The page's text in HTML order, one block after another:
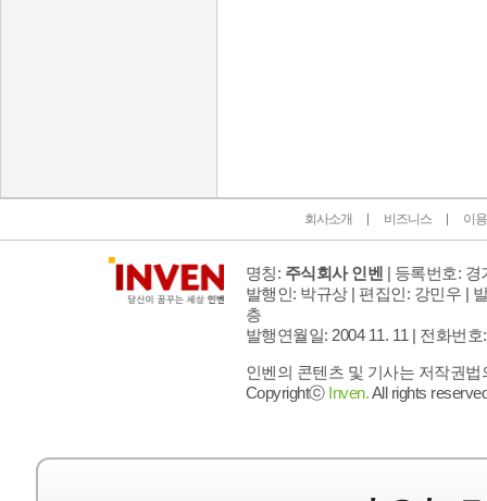
회사소개 비즈니스 이
명칭: 주식회사 인벤 | 등록번호: 경
발행인: 박규상 | 편집인: 강민우 |
층
발행연월일: 2004 11. 11 | 전화번호
인벤의 콘텐츠 및 기사는 저작권
Copyrightⓒ Inven.All rights